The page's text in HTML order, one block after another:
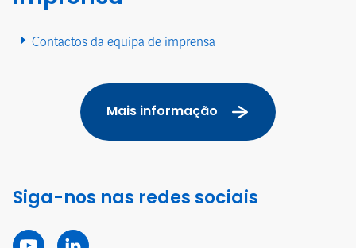
Contactos da equipa de imprensa
Mais informação
Siga-nos nas redes sociais